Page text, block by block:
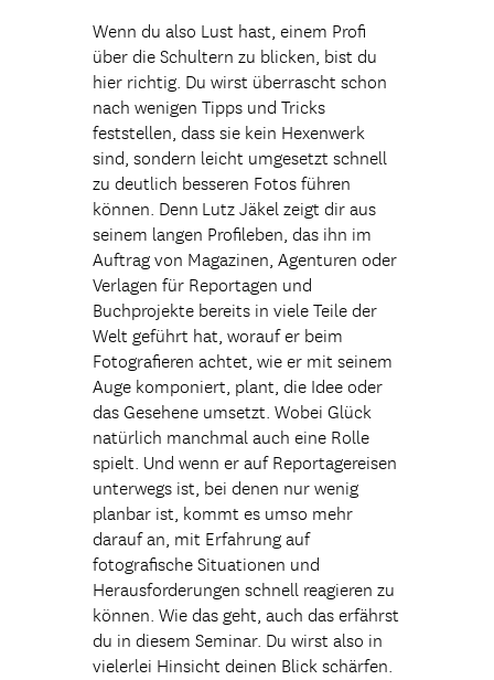
Wenn du also Lust hast, einem Profi
über die Schultern zu blicken, bist du
hier richtig. Du wirst überrascht schon
nach wenigen Tipps und Tricks
feststellen, dass sie kein Hexenwerk
sind, sondern leicht umgesetzt schnell
zu deutlich besseren Fotos führen
können. Denn Lutz Jäkel zeigt dir aus
seinem langen Profileben, das ihn im
Auftrag von Magazinen, Agenturen oder
Verlagen für Reportagen und
Buchprojekte bereits in viele Teile der
Welt geführt hat, worauf er beim
Fotografieren achtet, wie er mit seinem
Auge komponiert, plant, die Idee oder
das Gesehene umsetzt. Wobei Glück
natürlich manchmal auch eine Rolle
spielt. Und wenn er auf Reportagereisen
unterwegs ist, bei denen nur wenig
planbar ist, kommt es umso mehr
darauf an, mit Erfahrung auf
fotografische Situationen und
Herausforderungen schnell reagieren zu
können. Wie das geht, auch das erfährst
du in diesem Seminar. Du wirst also in
vielerlei Hinsicht deinen Blick schärfen.